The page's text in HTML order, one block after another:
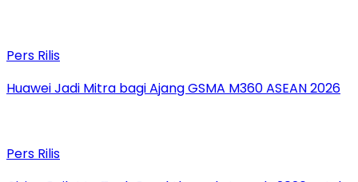
Pers Rilis
Huawei Jadi Mitra bagi Ajang GSMA M360 ASEAN 2026
Pers Rilis